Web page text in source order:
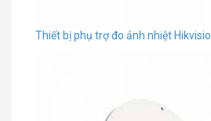
Thiết bị phụ trợ đo ảnh nhiệt